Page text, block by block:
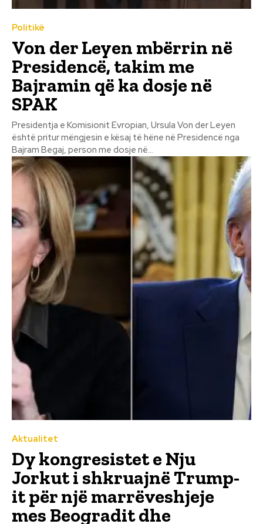
Politikë
Von der Leyen mbërrin në
Presidencë, takim me
Bajramin që ka dosje në
SPAK
Presidentja e Komisionit Evropian, Ursula Von der Leyen
është pritur mëngjesin e kësaj të hëne në Presidencë nga
Bajram Begaj, person me dosje në...
Aktualitet
Dy kongresistet e Nju
Jorkut i shkruajnë Trump-
it për një marrëveshjeje
mes Beogradit dhe